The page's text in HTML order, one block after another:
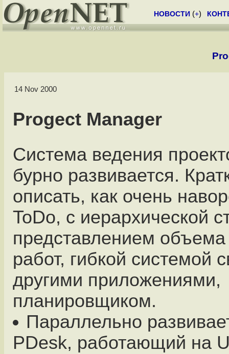
НОВОСТИ (+)
14 Nov 2000
Progect Manager
Система ведения
бурно развивается.
описать, как очень
ToDo, с иерархической
представлением
работ, гибкой системой
другими приложениями,
планировщиком.
Параллельно
PDesk, работающий на